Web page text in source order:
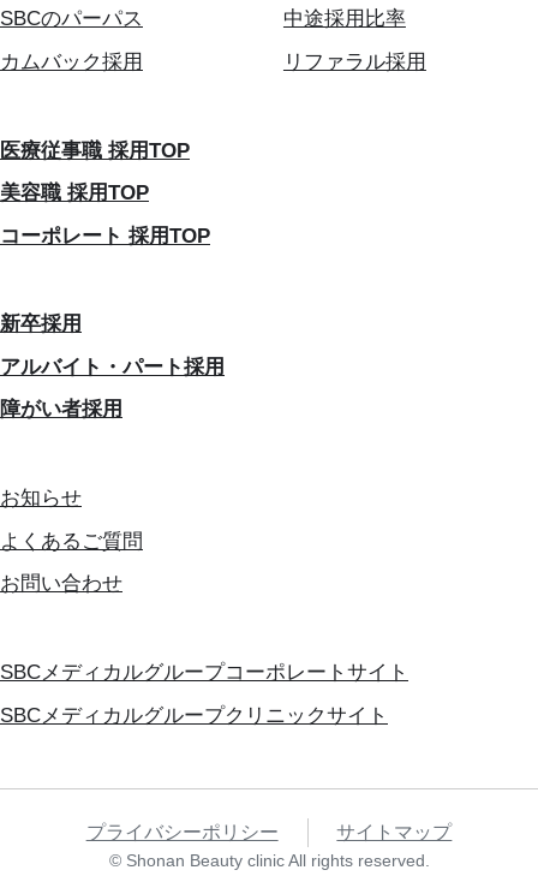
SBCのパーパス
中途採用比率
カムバック採用
リファラル採用
医療従事職 採用TOP
美容職 採用TOP
コーポレート 採用TOP
新卒採用
アルバイト・パート採用
障がい者採用
お知らせ
よくあるご質問
お問い合わせ
SBCメディカルグループコーポレートサイト
SBCメディカルグループクリニックサイト
プライバシーポリシー サイトマップ
© Shonan Beauty clinic All rights reserved.